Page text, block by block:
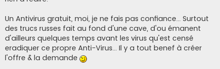
Un Antivirus gratuit, moi, je ne fais pas confiance... Surtout
des trucs russes fait au fond d'une cave, d'ou émanent
d'ailleurs quelques temps avant les virus qu'est censé
eradiquer ce propre Anti-Virus... Il y a tout benef à créer
l'offre & la demande